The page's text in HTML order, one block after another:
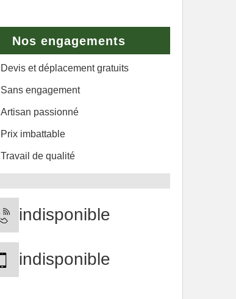
Nos engagements
Devis et déplacement gratuits
Sans engagement
Artisan passionné
Prix imbattable
Travail de qualité
indisponible
indisponible